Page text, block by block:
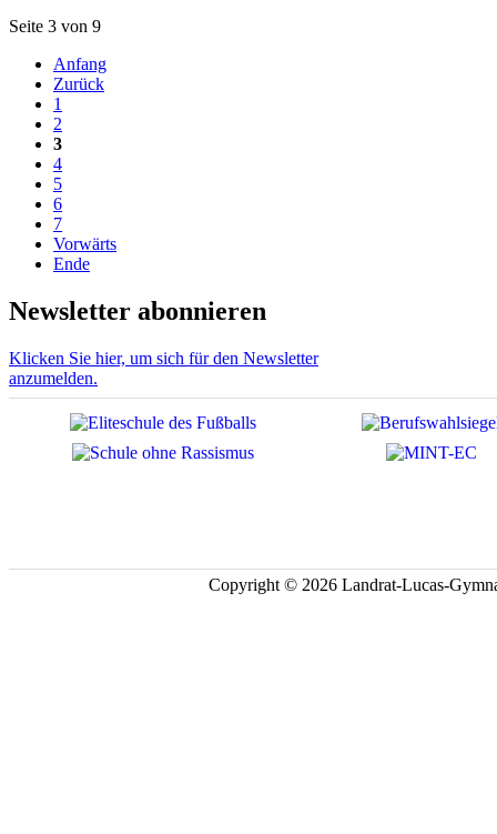
Seite 3 von 9
Anfang
Zurück
1
2
3
4
5
6
7
Vorwärts
Ende
Newsletter abonnieren
Klicken Sie hier, um sich für den Newsletter
anzumelden.
Copyright © 2026 Landrat-Lucas-